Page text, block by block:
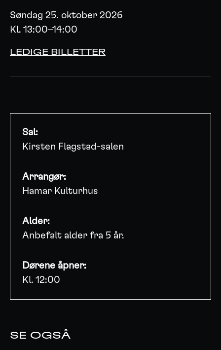
Søndag 25. oktober 2026
Kl. 13:00–14:00
LEDIGE BILLETTER
Sal:
Kirsten Flagstad-salen
Arrangør:
Hamar Kulturhus
Alder:
Anbefalt alder fra 5 år.
Dørene åpner:
Kl. 12:00
SE OGSÅ